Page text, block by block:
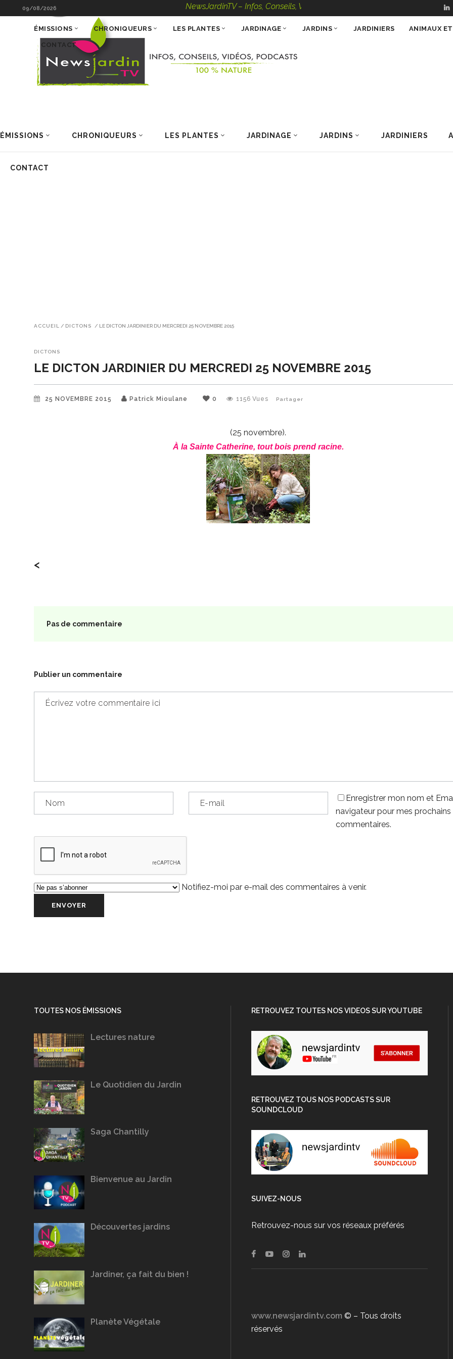
09/08/2026 NewsJardinTV – Infos, Conseils, Vidéos, Podcasts – 100 % Nature
ÉMISSIONS CHRONIQUEURS LES PLANTES JARDINAGE JARDINS JARDINIERS
CONTACT
ÉMISSIONS CHRONIQUEURS LES PLANTES JARDINAGE JARDINS JARDINIERS ANIMAUX
CONTACT
ACCUEIL / DICTONS / LE DICTON JARDINIER DU MERCREDI 25 NOVEMBRE 2015
DICTONS
LE DICTON JARDINIER DU MERCREDI 25 NOVEMBRE 2015
25 NOVEMBRE 2015 Patrick Mioulane 0 1156 Vues Partager
(25 novembre).
À la Sainte Catherine, tout bois prend racine.
<
Pas de commentaire
Publier un commentaire
Enregistrer mon nom et
navigateur pour mes prochains
commentaires.
Notifiez-moi par e-mail des commentaires à venir.
TOUTES NOS ÉMISSIONS
Lectures nature
Le Quotidien du Jardin
Saga Chantilly
Bienvenue au Jardin
Découvertes jardins
Jardiner, ça fait du bien !
Planète Végétale
RETROUVEZ TOUTES NOS VIDEOS SUR YOUTUBE
RETROUVEZ TOUS NOS PODCASTS SUR
SOUNDCLOUD
SUIVEZ-NOUS
Retrouvez-nous sur vos réseaux préférés
www.newsjardintv.com © – Tous droits
réservés